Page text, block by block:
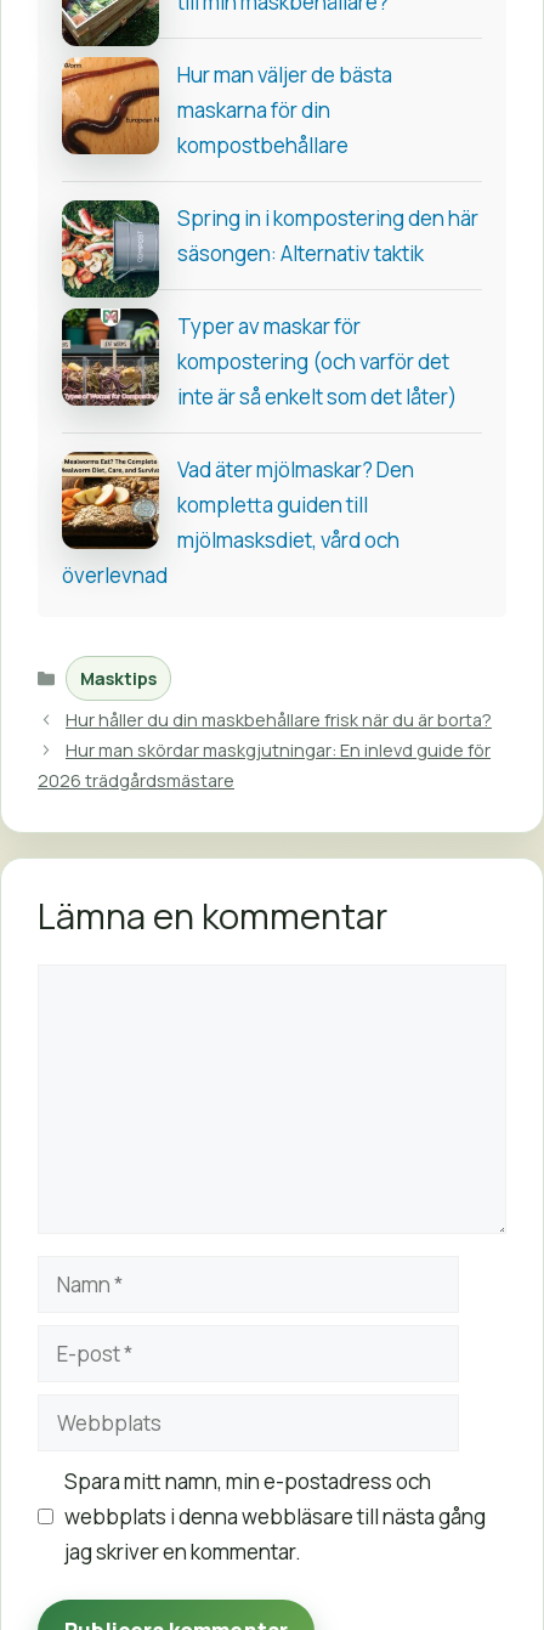
Hur man väljer de bästa
maskarna för din
kompostbehållare
Spring in i kompostering den här
säsongen: Alternativ taktik
Typer av maskar för
kompostering (och varför det
inte är så enkelt som det låter)
Vad äter mjölmaskar? Den
kompletta guiden till
mjölmasksdiet, vård och
överlevnad
Kategorier
Masktips
Hur håller du din maskbehållare frisk när du är borta?
Hur man skördar maskgjutningar: En inlevd guide för
2026 trädgårdsmästare
Lämna en kommentar
Namn
Webbplats
Spara mitt namn, min e-postadress och
webbplats i denna webbläsare till nästa gång
jag skriver en kommentar.